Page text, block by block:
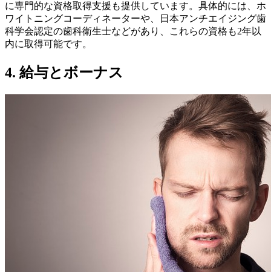
に専門的な資格取得支援も提供しています。具体的には、ホ
ワイトニングコーディネーターや、日本アンチエイジング歯
科学会認定の歯科衛生士などがあり、これらの資格も2年以
内に取得可能です。
4. 給与とボーナス